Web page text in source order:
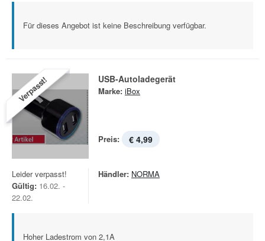
Für dieses Angebot ist keine Beschreibung verfügbar.
Verpasst! USB-Autoladegerät
Marke: iBox
Preis: € 4,99
Leider verpasst!
Gültig: 16.02. -
22.02.
Händler: NORMA
Hoher Ladestrom von 2,1A